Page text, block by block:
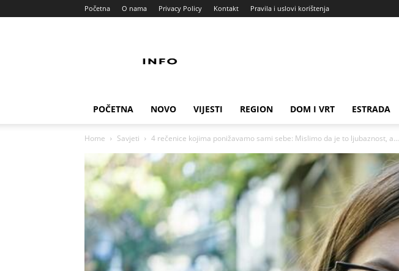
Početna O nama Privacy Policy Kontakt Pravila i uslovi korištenja
POČETNA NOVO VIJESTI REGION DOM I VRT ESTRADA
Home Savjeti 4 rečenice kojima ponižavamo sami sebe: Mislimo da je to ljubaznost, a...